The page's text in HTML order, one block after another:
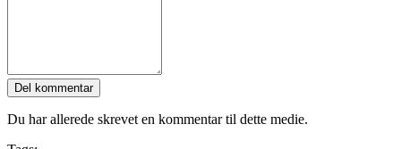
Del kommentar
Du har allerede skrevet en kommentar til dette medie.